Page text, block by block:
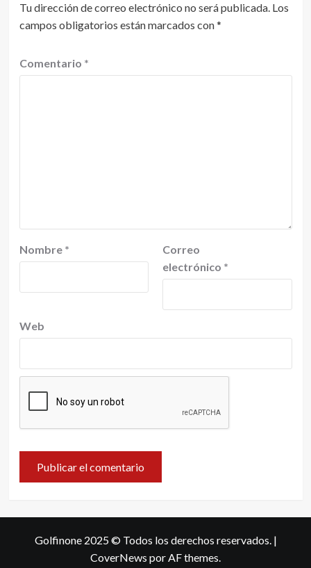
Tu dirección de correo electrónico no será publicada. Los
campos obligatorios están marcados con*
Comentario *
Nombre *
Correo
electrónico *
Web
Golfinone 2025 © Todos los derechos reservados. |
CoverNews por AF themes.